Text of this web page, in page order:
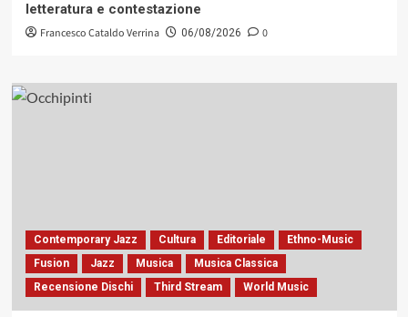
letteratura e contestazione
Francesco Cataldo Verrina 06/08/2026 0
Contemporary Jazz Cultura Editoriale
Ethno-Music
Fusion
Jazz Musica
Musica Classica
Recensione Dischi
Third Stream World Music